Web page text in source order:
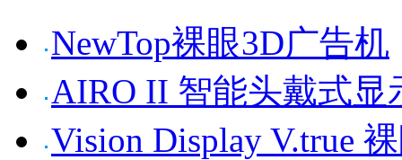
NewTop裸眼3D广告机
AIRO II 智能头戴式显
Vision Display V.true